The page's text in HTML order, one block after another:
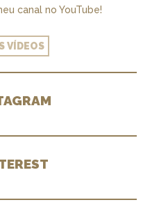
canal no YouTube!
VÍDEOS